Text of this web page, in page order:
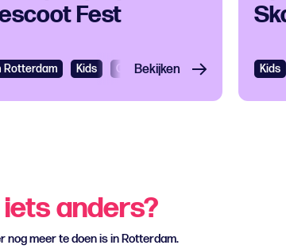
Fest
Rotterdam Kids GratisBekijken Kids
iets anders?
nog meer te doen is in Rotterdam.